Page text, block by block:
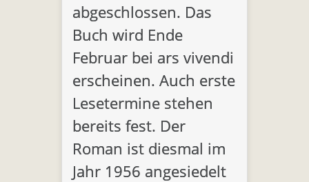
abgeschlossen. Das
Buch wird Ende
Februar bei ars vivendi
erscheinen. Auch erste
Lesetermine stehen
bereits fest. Der
Roman ist diesmal im
Jahr 1956 angesiedelt